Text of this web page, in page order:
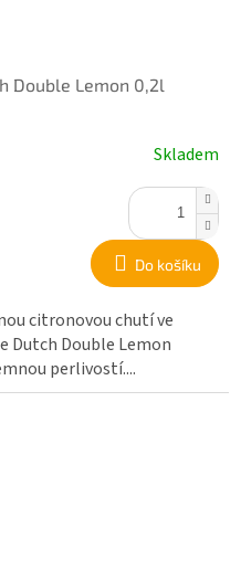
Double Lemon 0,2l
Skladem
Do košíku
citronovou chutí ve
Dutch Double Lemon
perlivostí....